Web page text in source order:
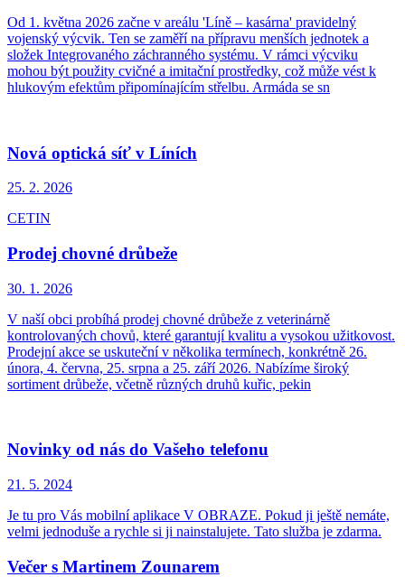
Od 1. května 2026 začne v areálu 'Líně – kasárna' pravidelný
vojenský výcvik. Ten se zaměří na přípravu menších jednotek a
složek Integrovaného záchranného systému. V rámci výcviku
mohou být použity cvičné a imitační prostředky, což může vést k
hlukovým efektům připomínajícím střelbu. Armáda se sn
Nová optická síť v Líních
25. 2. 2026
CETIN
Prodej chovné drůbeže
30. 1. 2026
V naší obci probíhá prodej chovné drůbeže z veterinárně
kontrolovaných chovů, které garantují kvalitu a vysokou užitkovost.
Prodejní akce se uskuteční v několika termínech, konkrétně 26.
února, 4. června, 25. srpna a 25. září 2026. Nabízíme široký
sortiment drůbeže, včetně různých druhů kuřic, pekin
Novinky od nás do Vašeho telefonu
21. 5. 2024
Je tu pro Vás mobilní aplikace V OBRAZE. Pokud ji ještě nemáte,
velmi jednoduše a rychle si ji nainstalujete. Tato služba je zdarma.
Večer s Martinem Zounarem